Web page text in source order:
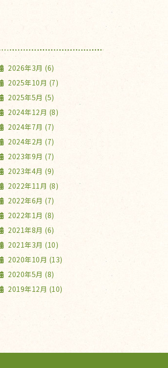
2026年3月 (6)
2025年10月 (7)
2025年5月 (5)
2024年12月 (8)
2024年7月 (7)
2024年2月 (7)
2023年9月 (7)
2023年4月 (9)
2022年11月 (8)
2022年6月 (7)
2022年1月 (8)
2021年8月 (6)
2021年3月 (10)
2020年10月 (13)
2020年5月 (8)
2019年12月 (10)